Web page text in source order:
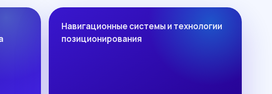
Навигационные системы и технологии
позиционирования